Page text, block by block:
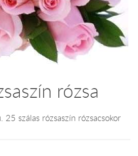
rózsa
25 szálas rózsaszín rózsacsokor